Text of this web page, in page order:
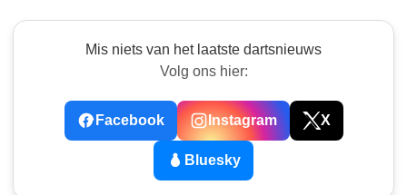
Mis niets van het laatste dartsnieuws
Volg ons hier:
Facebook Instagram X
Bluesky